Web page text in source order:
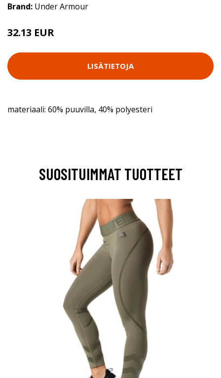
Brand: Under Armour
32.13 EUR
LISÄTIETOJA
materiaali: 60% puuvilla, 40% polyesteri
SUOSITUIMMAT TUOTTEET